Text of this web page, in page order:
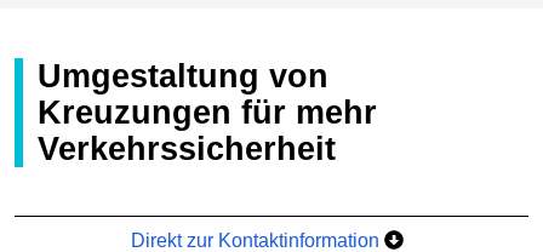
Umgestaltung von
Kreuzungen für mehr
Verkehrssicherheit
Direkt zur Kontaktinformation